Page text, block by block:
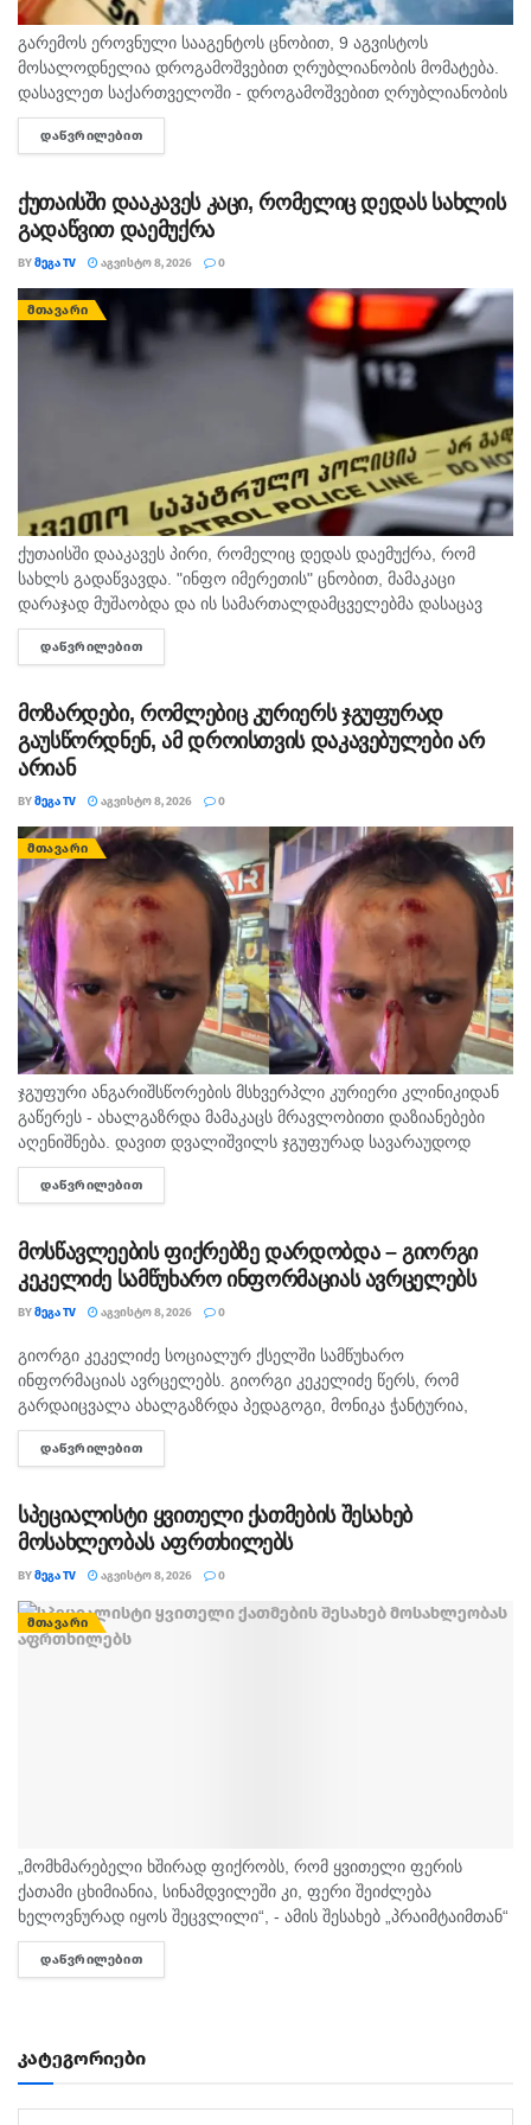
გარემოს ეროვნული სააგენტოს ცნობით, 9 აგვისტოს
მოსალოდნელია დროგამოშვებით ღრუბლიანობის მომატება.
დასავლეთ საქართველოში - დროგამოშვებით ღრუბლიანობის
მომატება. უმეტეს რაიონში ხანმოკლე წვიმა და ელჭექი, ზოგან
ძლიერი. დასავლეთის ქარი 10-15 მ/წმ, ელჭექის დროს
ᲓᲐᲬᲕᲠᲘᲚᲔᲑᲘᲗ
ქუთაისში დააკავეს კაცი, რომელიც დედას სახლის
გადაწვით დაემუქრა
BYᲛᲔᲒᲐ TV ᲐᲒᲕᲘᲡᲢᲝ 8, 2026 0
ᲛᲗᲐᲕᲐᲠᲘ
ქუთაისში დააკავეს პირი, რომელიც დედას დაემუქრა, რომ
სახლს გადაწვავდა. "ინფო იმერეთის" ცნობით, მამაკაცი
დარაჯად მუშაობდა და ის სამართალდამცველებმა დასაცავ
ობიექტზე აიყვანეს. შსს-ს ინფორმაციით, დაკავებულს
სისხლის სამართლის კოდექსის 11 პრიმა...
ᲓᲐᲬᲕᲠᲘᲚᲔᲑᲘᲗ
მოზარდები, რომლებიც კურიერს ჯგუფურად
გაუსწორდნენ, ამ დროისთვის დაკავებულები არ
არიან
BYᲛᲔᲒᲐ TV ᲐᲒᲕᲘᲡᲢᲝ 8, 2026 0
ᲛᲗᲐᲕᲐᲠᲘ
ჯგუფური ანგარიშსწორების მსხვერპლი კურიერი კლინიკიდან
გაწერეს - ახალგაზრდა მამაკაცს მრავლობითი დაზიანებები
აღენიშნება. დავით დვალიშვილს ჯგუფურად სავარაუდოდ
ხუთამდე მოზარდი გუშინ გაუსწორდა. ჯერ-ჯერობით
თავდამსხმელების დაკავების შესახებ ინფორმაცია არ
სამეთვალყურეო...
ᲓᲐᲬᲕᲠᲘᲚᲔᲑᲘᲗ
მოსწავლეების ფიქრებზე დარდობდა – გიორგი
კეკელიძე სამწუხარო ინფორმაციას ავრცელებს
BYᲛᲔᲒᲐ TV ᲐᲒᲕᲘᲡᲢᲝ 8, 2026 0
ᲛᲗᲐᲕᲐᲠᲘ
გიორგი კეკელიძე სოციალურ ქსელში სამწუხარო
ინფორმაციას ავრცელებს. გიორგი კეკელიძე წერს, რომ
გარდაიცვალა ახალგაზრდა პედაგოგი, მონიკა ჭანტურია,
რომელიც თავისი მოსწავლეების მიმართ განსაკუთრებული
სიყვარულით გამოირჩეოდა. „არასდროს მგონებია, რომ აქ,
ᲓᲐᲬᲕᲠᲘᲚᲔᲑᲘᲗ
სპეციალისტი ყვითელი ქათმების შესახებ
მოსახლეობას აფრთხილებს
BYᲛᲔᲒᲐ TV ᲐᲒᲕᲘᲡᲢᲝ 8, 2026 0
ᲛᲗᲐᲕᲐᲠᲘ
„მომხმარებელი ხშირად ფიქრობს, რომ ყვითელი ფერის
ქათამი ცხიმიანია, სინამდვილეში კი, ფერი შეიძლება
ხელოვნურად იყოს შეცვლილი“, - ამის შესახებ „პრაიმტაიმთან“
სურსათის უვნებლობის სპეციალისტი, ირაკლი არაბული
საუბრობს. „ბაზარი ითხოვს, რომ ქათამი იყოს...
ᲓᲐᲬᲕᲠᲘᲚᲔᲑᲘᲗ
კატეგორიები